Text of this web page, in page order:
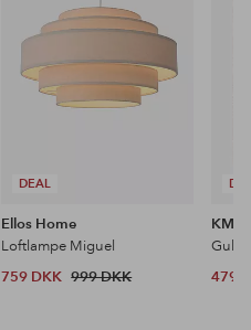
DEAL
Ellos Home
Loftlampe Miguel
759 DKK 999 DKK
KM
479